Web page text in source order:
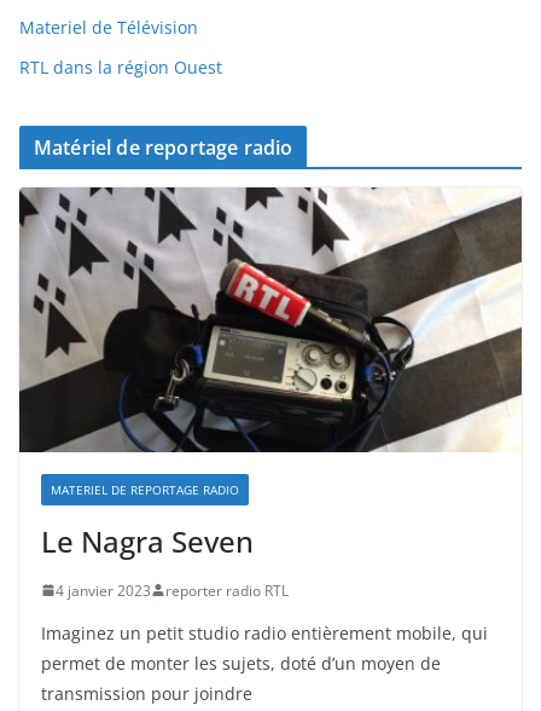
Materiel de Télévision
RTL dans la région Ouest
Matériel de reportage radio
MATERIEL DE REPORTAGE RADIO
Le Nagra Seven
4 janvier 2023 reporter radio RTL
Imaginez un petit studio radio entièrement mobile, qui
permet de monter les sujets, doté d’un moyen de
transmission pour joindre